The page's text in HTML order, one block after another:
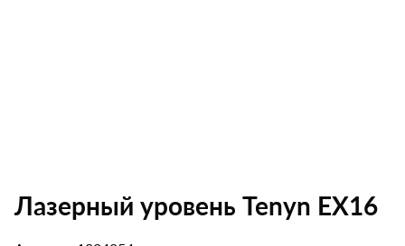
Лазерный уровень Tenyn EX16